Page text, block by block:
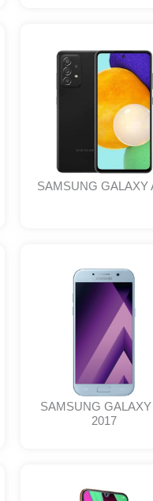
SAMSUNG GALAXY
SAMSUNG GALAXY
2017